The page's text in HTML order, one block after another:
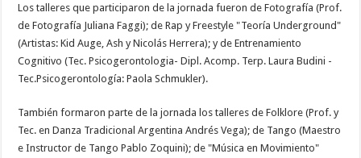
Los talleres que participaron de la jornada fueron de Fotografía (Prof.
de Fotografía Juliana Faggi); de Rap y Freestyle "Teoría Underground"
(Artistas: Kid Auge, Ash y Nicolás Herrera); y de Entrenamiento
Cognitivo (Tec. Psicogerontologia- Dipl. Acomp. Terp. Laura Budini -
Tec.Psicogerontología: Paola Schmukler).
También formaron parte de la jornada los talleres de Folklore (Prof. y
Tec. en Danza Tradicional Argentina Andrés Vega); de Tango (Maestro
e Instructor de Tango Pablo Zoquini); de "Música en Movimiento"